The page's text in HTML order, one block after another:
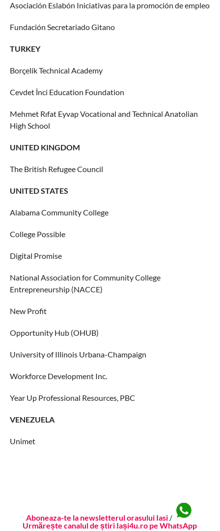
Asociación Eslabón Iniciativas para la promoción de empleo
Fundación Secretariado Gitano
TURKEY
Borçelik Technical Academy
Cevdet İnci Education Foundation
Mehmet Rıfat Eyvap Vocational and Technical Anatolian
High School
UNITED KINGDOM
The British Refugee Council
UNITED STATES
Alabama Community College
College Possible
Digital Promise
National Association for Community College
Entrepreneurship (NACCE)
New Profit
Opportunity Hub (OHUB)
University of Illinois Urbana-Champaign
Workforce Development Inc.
Year Up Professional Resources, PBC
VENEZUELA
Unimet
Aboneaza-te la newsletterul orasului Iasi /
Urmărește canalul de știri Iași4u.ro pe WhatsApp